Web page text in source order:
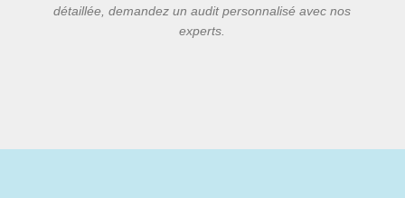
détaillée, demandez un audit personnalisé avec nos
experts.